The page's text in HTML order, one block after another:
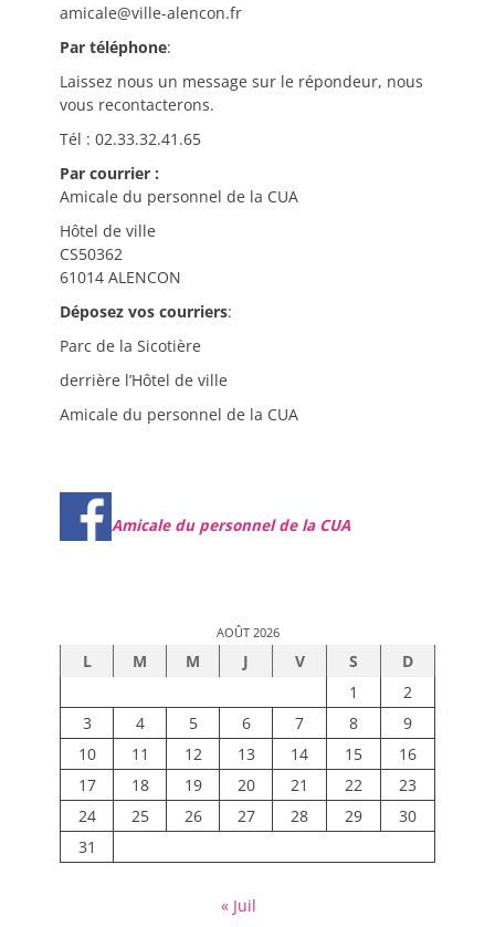
amicale@ville-alencon.fr
Par téléphone:
Laissez nous un message sur le répondeur, nous
vous recontacterons.
Tél : 02.33.32.41.65
Par courrier :
Amicale du personnel de la CUA
Hôtel de ville
CS50362
61014 ALENCON
Déposez vos courriers:
Parc de la Sicotière
derrière l’Hôtel de ville
Amicale du personnel de la CUA
Amicale du personnel de la CUA
AOÛT 2026
L M M J V S
D
1
2
3
4 5 6 7 8
9
10
11 12 13 14 15
16
17
18 19 20 21 22
23
24
25 26 27 28 29
30
31
« Juil